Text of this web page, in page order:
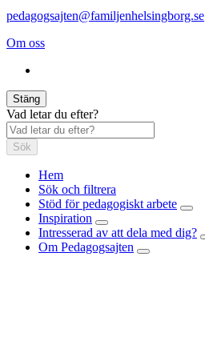
pedagogsajten@familjenhelsingborg.se
Om oss
Stäng
Vad letar du efter?
Sök
Hem
Sök och filtrera
Stöd för pedagogiskt arbete
Inspiration
Intresserad av att dela med dig?
Om Pedagogsajten